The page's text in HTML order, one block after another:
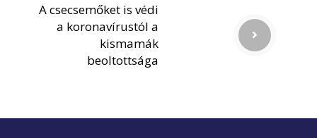
A csecsemőket is védi
a koronavírustól a
kismamák
beoltottsága